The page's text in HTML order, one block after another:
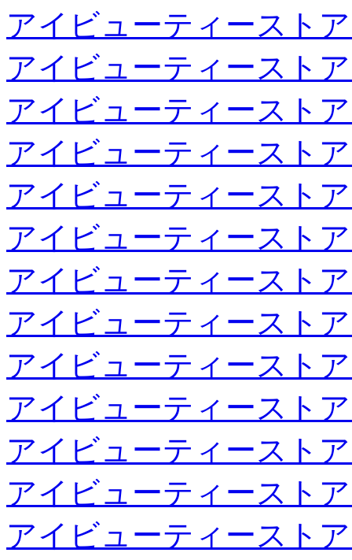
アイビューティースト
アイビューティースト
アイビューティースト
アイビューティースト
アイビューティースト
アイビューティースト
アイビューティースト
アイビューティースト
アイビューティースト
アイビューティースト
アイビューティースト
アイビューティースト
アイビューティースト